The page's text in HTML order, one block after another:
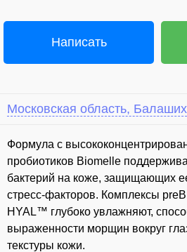
Написать
Московская область,
⁣Формула с
пробиотиков Biomelle
бактерий на коже, защищающих
стресс-факторов. Комплексы
HYAL™ глубоко увлажняют,
выраженности морщин вокруг
текстуры кожи.